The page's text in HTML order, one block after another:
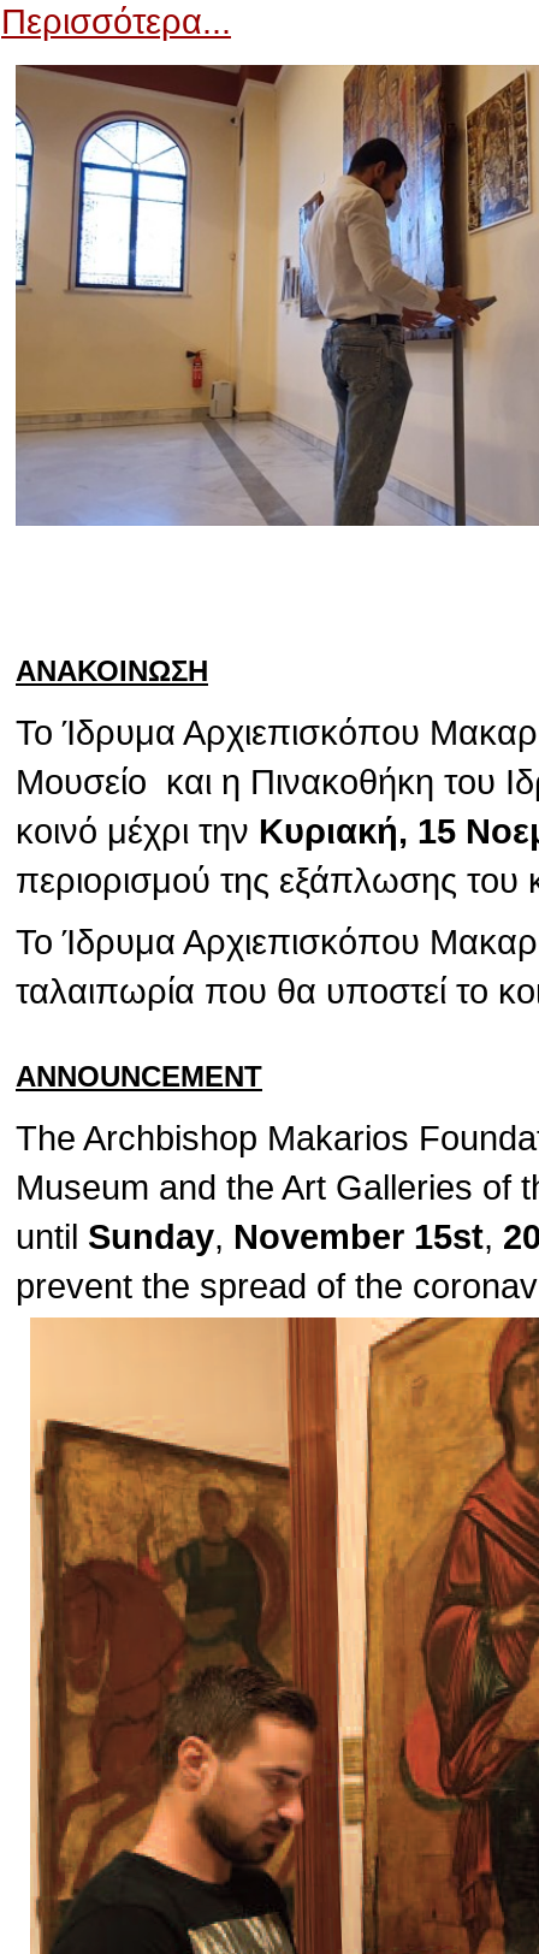
Περισσότερα...
ΑΝΑΚΟΙΝΩΣΗ
Το Ίδρυμα Αρχιεπισκόπου
Μουσείο και η Πινακοθήκη του
κοινό μέχρι την Κυριακή, 15
περιορισμού της εξάπλωσης του
Το Ίδρυμα Αρχιεπισκόπου
ταλαιπωρία που θα υποστεί το
ANNOUNCEMENT
The Archbishop Makarios
Museum and the Art Galleries of
until Sunday, November 15st,
prevent the spread of the